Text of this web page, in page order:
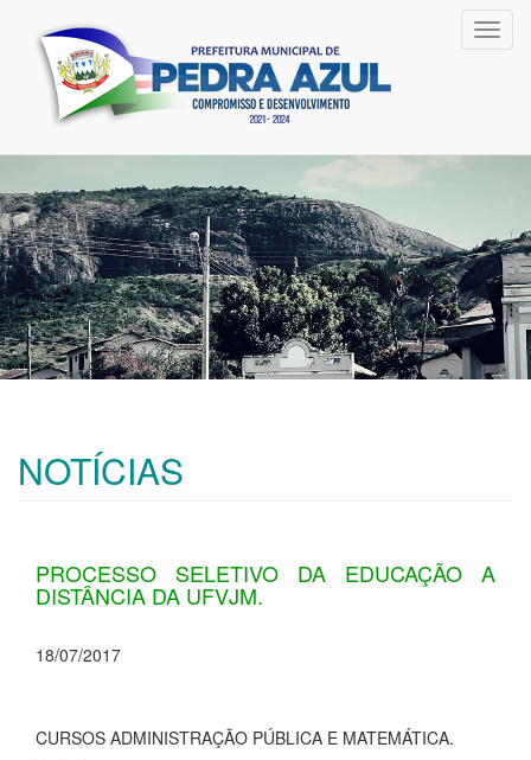
NOTÍCIAS
PROCESSO SELETIVO DA EDUCAÇÃO A
DISTÂNCIA DA UFVJM.
18/07/2017
CURSOS ADMINISTRAÇÃO PÚBLICA E MATEMÁTICA.